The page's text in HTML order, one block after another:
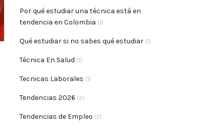
Por qué estudiar una técnica está en
tendencia en Colombia (1)
Qué estudiar si no sabes qué estudiar(1)
Técnica En Salud (1)
Tecnicas Laborales (1)
Tendencias 2026 (2)
Tendencias de Empleo (2)